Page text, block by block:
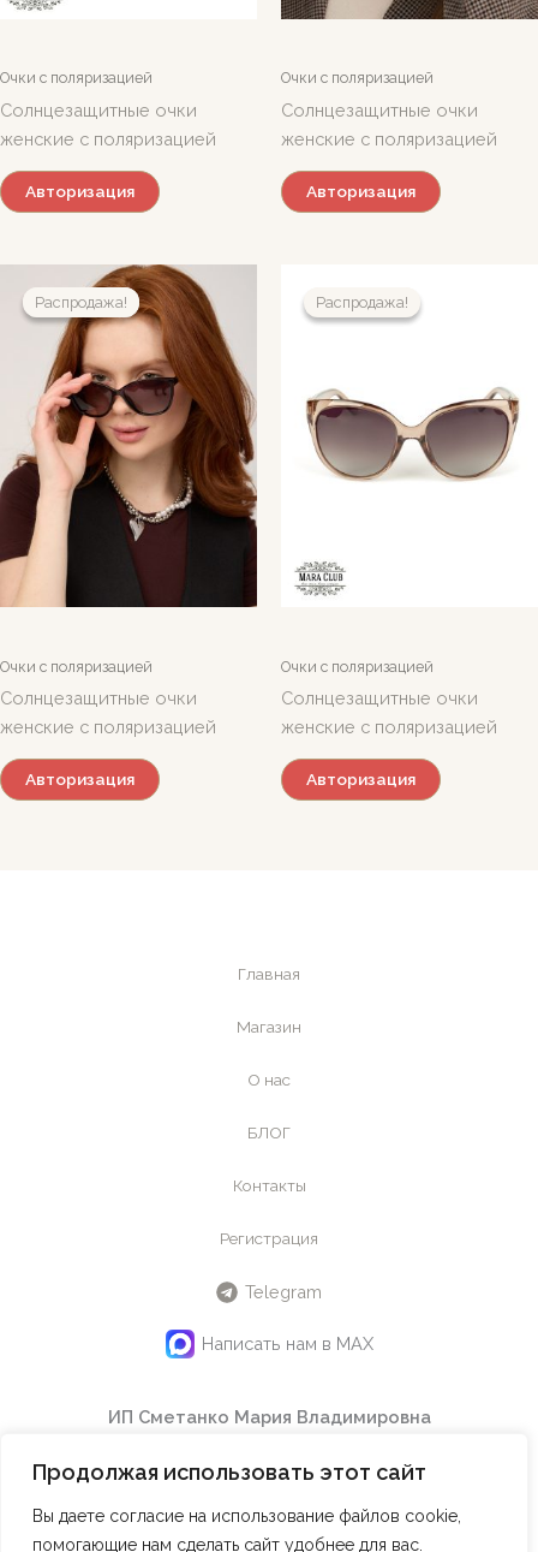
Продолжая использовать этот сайт
Вы даете согласие на использование файлов cookie,
помогающие нам сделать сайт удобнее для вас.
Очки с поляризацией
Солнцезащитные очки
женские с поляризацией
Авторизация
Очки с поляризацией
Солнцезащитные очки
женские с поляризацией
Авторизация
Распродажа!
Распродажа!
Очки с поляризацией
Солнцезащитные очки
женские с поляризацией
Авторизация
Распродажа!
Распродажа!
Очки с поляризацией
Солнцезащитные очки
женские с поляризацией
Авторизация
Главная
Магазин
О нас
БЛОГ
Контакты
Регистрация
Telegram
Написать нам в MAX
ИП Сметанко Мария Владимировна
ОГРНИП324508100614750
8(916) 078-77-47